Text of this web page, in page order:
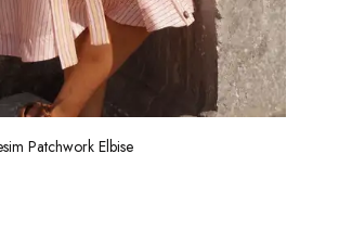
Patchwork Elbise